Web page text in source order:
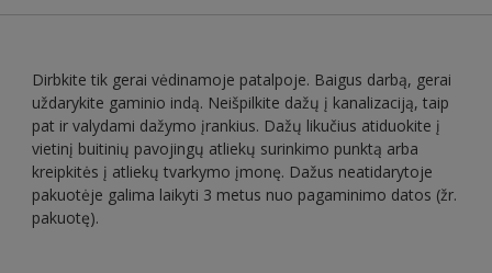
Dirbkite tik gerai vėdinamoje patalpoje. Baigus darbą, gerai
uždarykite gaminio indą. Neišpilkite dažų į kanalizaciją, taip
pat ir valydami dažymo įrankius. Dažų likučius atiduokite į
vietinį buitinių pavojingų atliekų surinkimo punktą arba
kreipkitės į atliekų tvarkymo įmonę. Dažus neatidarytoje
pakuotėje galima laikyti 3 metus nuo pagaminimo datos (žr.
pakuotę).